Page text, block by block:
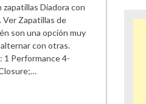
Diadora con
Ver Zapatillas de
son una opción muy
con otras.
1 Performance 4-